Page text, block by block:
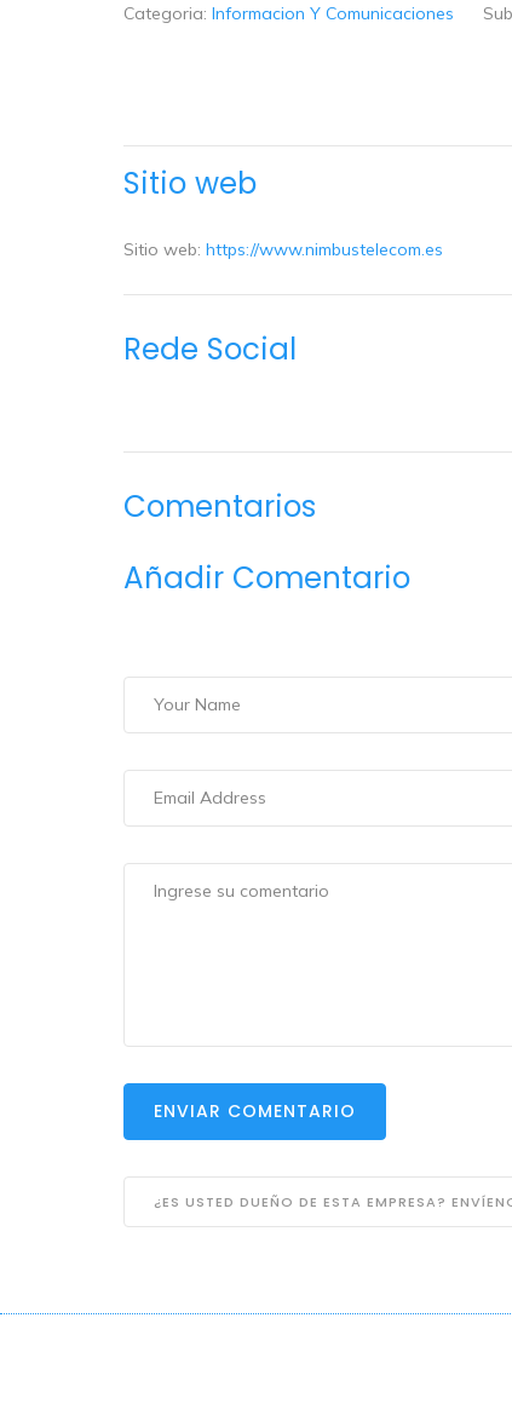
Categoria: Informacion Y Comunicaciones
Sitio web
Sitio web: https://www.nimbustelecom.es
Rede Social
Comentarios
Añadir Comentario
ENVIAR COMENTARIO
¿ES USTED DUEÑO DE ESTA EMPRESA?